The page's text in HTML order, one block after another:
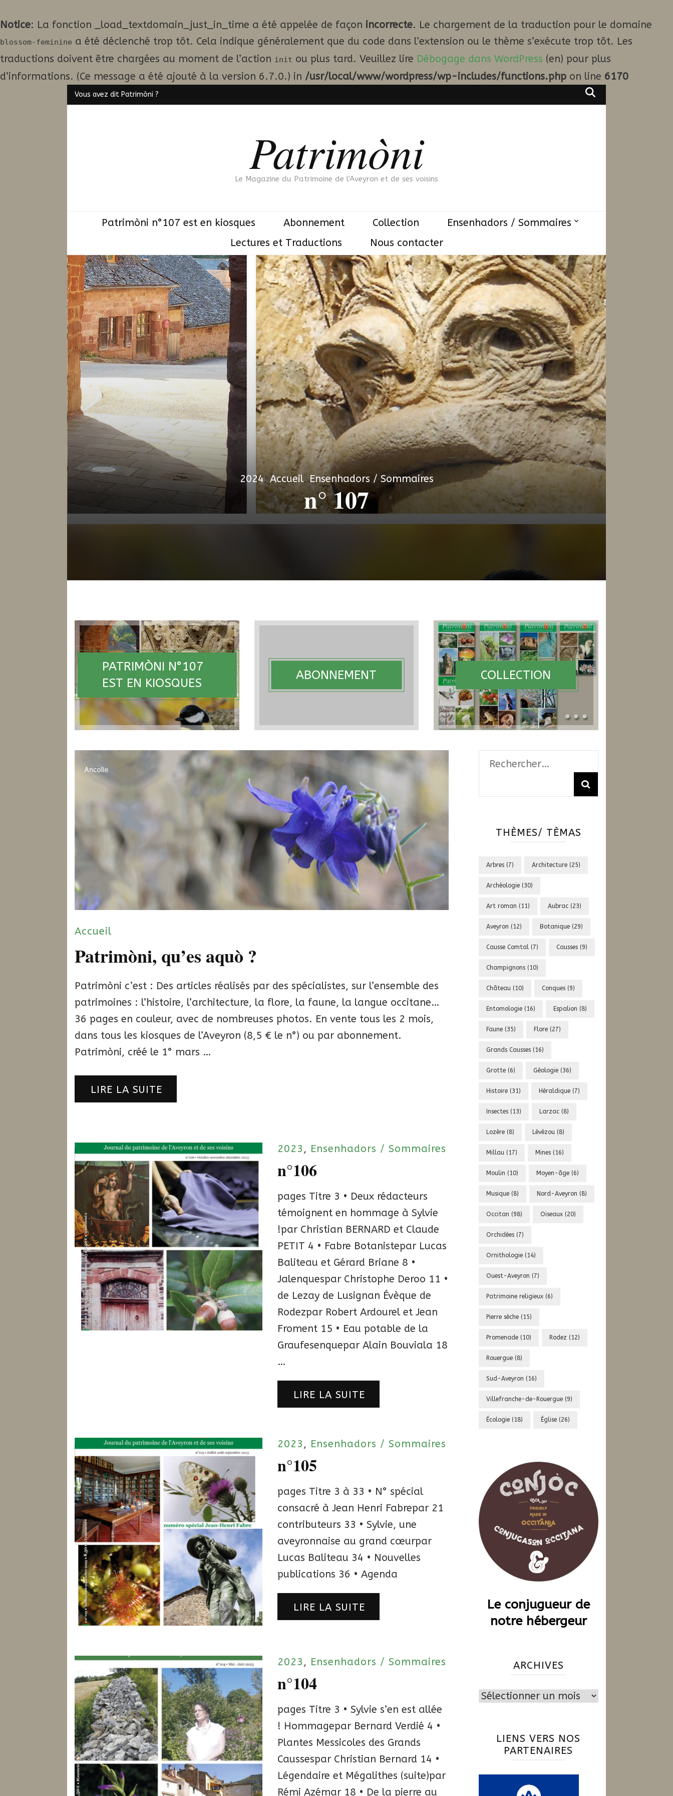
Notice: La fonction _load_textdomain_just_in_time a été appelée de façon incorrecte. Le chargement de la traduction pour le domaine
blossom-feminine a été déclenché trop tôt. Cela indique généralement que du code dans l’extension ou le thème s’exécute trop tôt. Les
traductions doivent être chargées au moment de l’action init ou plus tard. Veuillez lire Débogage dans WordPress (en) pour plus
d’informations. (Ce message a été ajouté à la version 6.7.0.) in /usr/local/www/wordpress/wp-includes/functions.php on line 6170
Vous avez dit Patrimòni ?
Patrimòni
Le Magazine du Patrimoine de l'Aveyron et de ses voisins
Patrimòni n°107 est en kiosques Abonnement Collection
Ensenhadors / Sommaires
Lectures et Traductions
Nous contacter
2024, Accueil,Ensenhadors / Sommaires
n° 107
PATRIMÒNI N°107
EST EN KIOSQUES
ABONNEMENT COLLECTION
Accueil
Patrimòni, qu’es aquò ?
Patrimòni c’est : Des articles réalisés par des spécialistes, sur l’ensemble des
patrimoines : l’histoire, l’architecture, la flore, la faune, la langue occitane…
36 pages en couleur, avec de nombreuses photos. En vente tous les 2 mois,
dans tous les kiosques de l’Aveyron (8,5 € le n°) ou par abonnement.
Patrimòni, créé le 1° mars …
LIRE LA SUITE
2023 , Ensenhadors / Sommaires
n°106
pages Titre 3 • Deux rédacteurs
témoignent en hommage à Sylvie
!par Christian BERNARD et Claude
PETIT 4 • Fabre Botanistepar Lucas
Baliteau et Gérard Briane 8 •
Jalenquespar Christophe Deroo 11 •
de Lezay de Lusignan Évèque de
Rodezpar Robert Ardourel et Jean
Froment 15 • Eau potable de la
Graufesenquepar Alain Bouviala 18
…
LIRE LA SUITE
2023 , Ensenhadors / Sommaires
n°105
pages Titre 3 à 33 • N° spécial
consacré à Jean Henri Fabrepar 21
contributeurs 33 • Sylvie, une
aveyronnaise au grand cœurpar
Lucas Baliteau 34 • Nouvelles
publications 36 • Agenda
LIRE LA SUITE
2023 , Ensenhadors / Sommaires
n°104
pages Titre 3 • Sylvie s’en est allée
! Hommagepar Bernard Verdié 4 •
Plantes Messicoles des Grands
Caussespar Christian Bernard 14 •
Légendaire et Mégalithes (suite)par
Rémi Azémar 18 • De la pierre au
Rechercher :
THÈMES/ TÈMAS
Arbres(7) Architecture(25)
Archéologie(30)
Art roman (11) Aubrac(23)
Aveyron (12) Botanique(29)
Causse Comtal(7) Causses(9)
Champignons(10)
Château(10) Conques(9)
Entomologie(16) Espalion (8)
Faune(35) Flore(27)
Grands Causses(16)
Grotte(6) Géologie(36)
Histoire(31) Héraldique(7)
Insectes(13) Larzac(8)
Lozère(8) Lévézou(8)
Millau(17) Mines(16)
Moulin (10) Moyen-âge(6)
Musique(8) Nord-Aveyron (8)
Occitan (98) Oiseaux(20)
Orchidées(7)
Ornithologie(14)
Ouest-Aveyron (7)
Patrimoine religieux(6)
Pierre sèche(15)
Promenade(10) Rodez (12)
Rouergue(8)
Sud-Aveyron (16)
Villefranche-de-Rouergue(9)
Écologie(18) Église(26)
Le conjugueur de
notre hébergeur
ARCHIVES
Archives
LIENS VERS NOS
PARTENAIRES